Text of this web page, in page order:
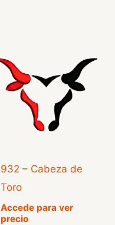
932 – Cabeza de
Toro
Accede para ver
precio